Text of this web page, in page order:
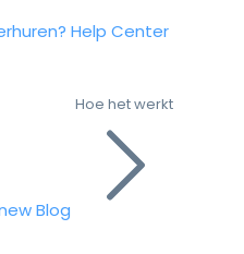
Help Center
Blog
Hoe het werkt